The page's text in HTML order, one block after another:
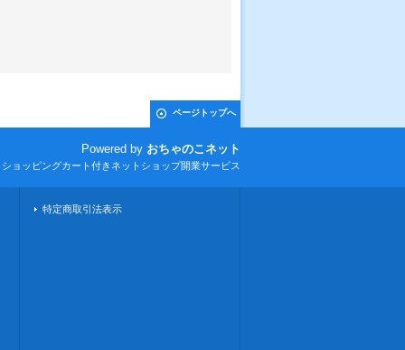
ページトップへ
Powered by おちゃのこネット
ョッピングカート付きネットショップ開業サービス
特定商取引法表示